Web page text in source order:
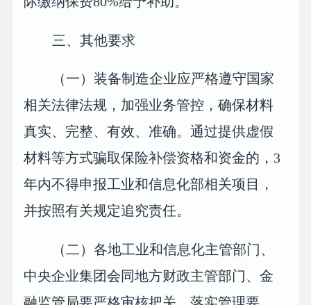
三、其他要求
（一）装备制造企业应严格遵守国家
相关法律法规，加强业务管控，确保材料
真实、完整、有效、准确。通过提供虚假
材料等方式骗取保险补偿资格和资金的，3
年内不得申报工业和信息化部相关项目，
并按照有关规定追究责任。
（二）各地工业和信息化主管部门、
中央企业集团会同地方财政主管部门、金